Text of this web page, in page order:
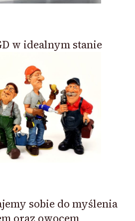
w idealnym stanie
sobie do myślenia